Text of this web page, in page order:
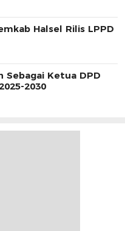
Halsel Rilis LPPD
Sebagai Ketua DPD
2030